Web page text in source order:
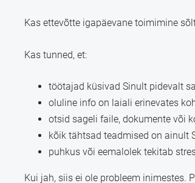
Kas ettevõtte igapäevane toimimine
Kas tunned, et:
töötajad küsivad Sinult pidevalt
oluline info on laiali erinevates
otsid sageli faile, dokumente või
kõik tähtsad teadmised on ainult
puhkus või eemalolek tekitab
Kui jah, siis ei ole probleem inimestes.